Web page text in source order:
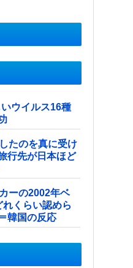
ウイルス16種
たのを真に受け
行先が日本ほど
ーの2002年ベ
くらい認めら
韓国の反応